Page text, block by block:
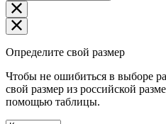
Определите свой размер
Чтобы не ошибиться в выборе
свой размер из российской
помощью таблицы.